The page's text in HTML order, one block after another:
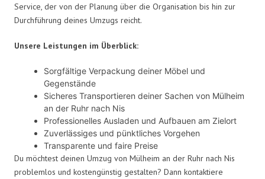
Service, der von der Planung über die Organisation bis hin zur
Durchführung deines Umzugs reicht.
Unsere Leistungen im Überblick:
Sorgfältige Verpackung deiner Möbel und
Gegenstände
Sicheres Transportieren deiner Sachen von Mülheim
an der Ruhr nach Nis
Professionelles Ausladen und Aufbauen am Zielort
Zuverlässiges und pünktliches Vorgehen
Transparente und faire Preise
Du möchtest deinen Umzug von Mülheim an der Ruhr nach Nis
problemlos und kostengünstig gestalten? Dann kontaktiere